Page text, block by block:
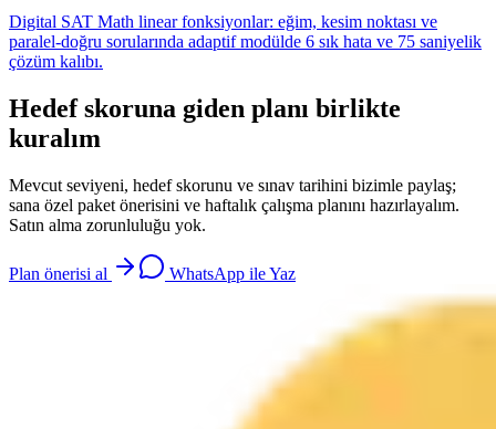
Digital SAT Math linear fonksiyonlar: eğim, kesim noktası ve
paralel-doğru sorularında adaptif modülde 6 sık hata ve 75 saniyelik
çözüm kalıbı.
Hedef skoruna giden planı birlikte
kuralım
Mevcut seviyeni, hedef skorunu ve sınav tarihini bizimle paylaş;
sana özel paket önerisini ve haftalık çalışma planını hazırlayalım.
Satın alma zorunluluğu yok.
Plan önerisi al WhatsApp ile Yaz